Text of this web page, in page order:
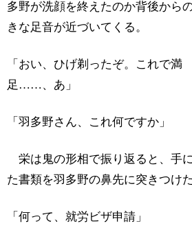
多野が洗顔を終えたのか背後から
きな足音が近づいてくる。
「おい、ひげ剃ったぞ。これで満
足……、あ」
「羽多野さん、これ何ですか」
栄は鬼の形相で振り返ると、手
た書類を羽多野の鼻先に突きつけた
「何って、就労ビザ申請」